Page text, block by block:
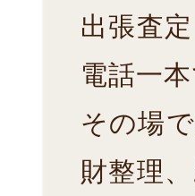
出張査
電話一
その場
財整理